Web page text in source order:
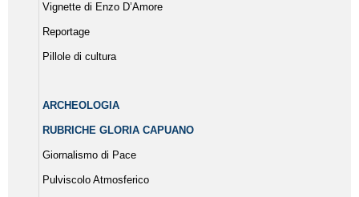
Vignette di Enzo D’Amore
Reportage
Pillole di cultura
ARCHEOLOGIA
RUBRICHE GLORIA CAPUANO
Giornalismo di Pace
Pulviscolo Atmosferico